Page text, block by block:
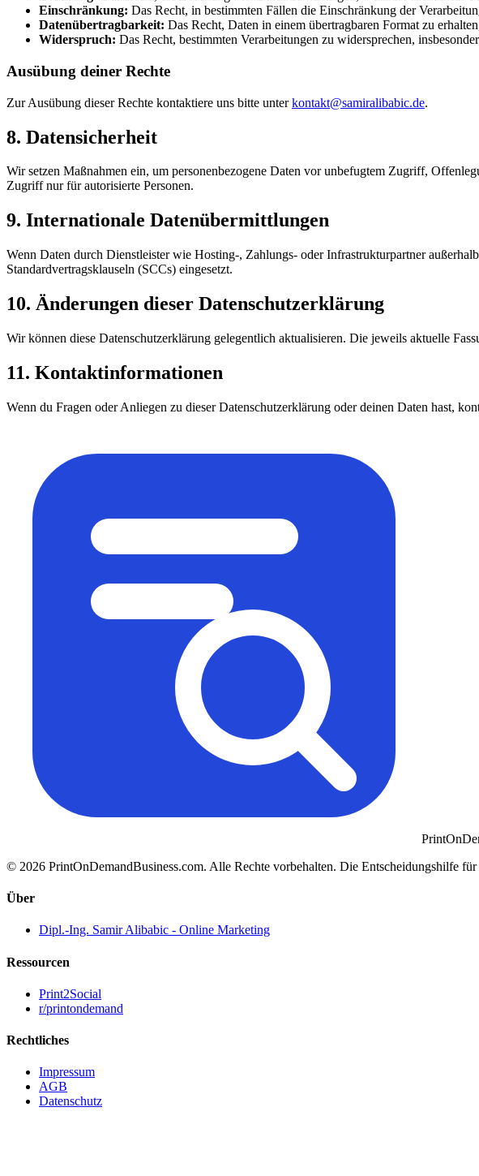
Einschränkung: Das Recht, in bestimmten Fällen die Einschränkung der
Datenübertragbarkeit: Das Recht, Daten in einem übertragbaren Format zu
Widerspruch: Das Recht, bestimmten Verarbeitungen zu widersprechen,
Ausübung deiner Rechte
Zur Ausübung dieser Rechte kontaktiere uns bitte unterkontakt@samiralibabic.de.
8. Datensicherheit
Wir setzen Maßnahmen ein, um personenbezogene Daten vor unbefugtem Zugriff,
Zugriff nur für autorisierte Personen.
9. Internationale Datenübermittlungen
Wenn Daten durch Dienstleister wie Hosting-, Zahlungs- oder Infrastrukturpartner
Standardvertragsklauseln (SCCs) eingesetzt.
10. Änderungen dieser Datenschutzerklärung
Wir können diese Datenschutzerklärung gelegentlich aktualisieren. Die jeweils aktuelle
11. Kontaktinformationen
Wenn du Fragen oder Anliegen zu dieser Datenschutzerklärung oder deinen Daten hast,
© 2026 PrintOnDemandBusiness.com. Alle Rechte vorbehalten. Die Entscheidungshilfe
Über
Dipl.-Ing. Samir Alibabic - Online Marketing
Ressourcen
Print2Social
r/printondemand
Rechtliches
Impressum
AGB
Datenschutz